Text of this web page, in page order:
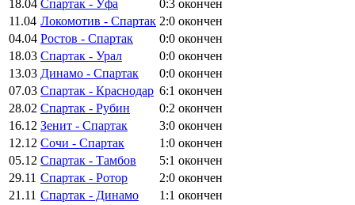
18.04 Спартак - Уфа 0:3 окончен
11.04 Локомотив - Спартак 2:0 окончен
04.04 Ростов - Спартак 0:0 окончен
18.03 Спартак - Урал 0:0 окончен
13.03 Динамо - Спартак 0:0 окончен
07.03 Спартак - Краснодар 6:1 окончен
28.02 Спартак - Рубин 0:2 окончен
16.12 Зенит - Спартак 3:0 окончен
12.12 Сочи - Спартак 1:0 окончен
05.12 Спартак - Тамбов 5:1 окончен
29.11 Спартак - Ротор 2:0 окончен
21.11 Спартак - Динамо 1:1 окончен